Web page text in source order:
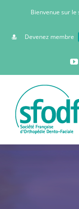
Bienvenue sur le
Devenez membre